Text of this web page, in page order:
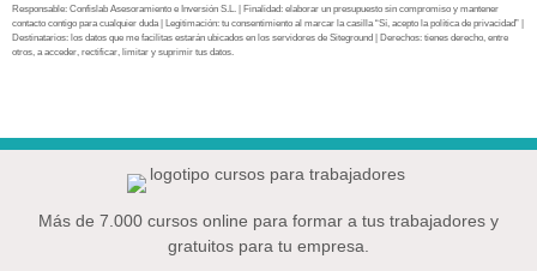
Responsable: Confislab Asesoramiento e Inversión S.L. | Finalidad: elaborar un presupuesto sin compromiso y mantener
contacto contigo para cualquier duda | Legitimación: tu consentimiento al marcar la casilla “Sí, acepto la política de privacidad” |
Destinatarios: los datos que me facilitas estarán ubicados en los servidores de Siteground | Derechos: tienes derecho, entre
otros, a acceder, rectificar, limitar y suprimir tus datos.
Más de 7.000 cursos online para formar a tus trabajadores y
gratuitos para tu empresa.